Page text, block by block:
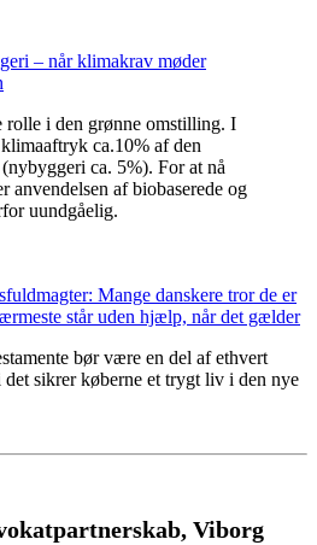
– når klimakrav møder
rolle i den grønne omstilling. I
ca.10% af den
ca. 5%). For at nå
af biobaserede og
uundgåelig.
Mange danskere tror de er
står uden hjælp, når det gælder
bør være en del af ethvert
sikrer køberne et trygt liv i den nye
Viborg